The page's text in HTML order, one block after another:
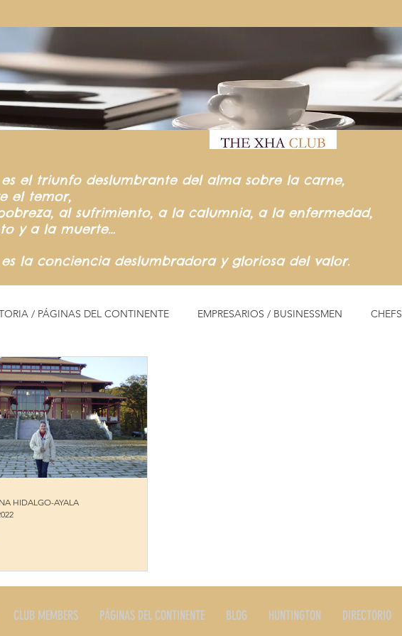
es el triunfo deslumbrante del alma sobre la carne,
el temor,
al sufrimiento, a la calumnia, a la enfermedad,
y a la muerte…
la conciencia deslumbradora y gloriosa del valor.
/ PÁGINAS DEL CONTINENTE EMPRESARIOS / BUSINESSMEN CHEFS
MÚSICA MUJERES
COCINA CON HISTORIA
HIDALGO-AYALA
CLUB MEMBERS PÁGINAS DEL CONTINENTE BLOG HUNTINGTON DIRECTORIO